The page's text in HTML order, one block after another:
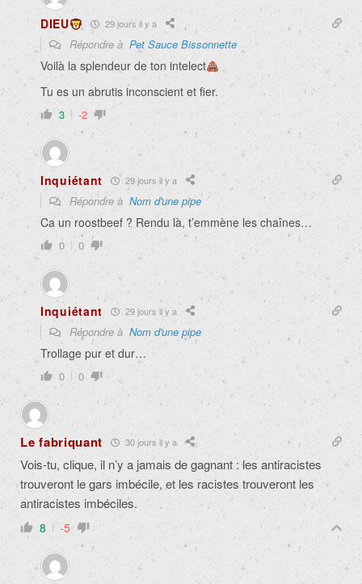
DIEU 29 jours il y a
Répondre à Pet Sauce Bissonnette
Voilà la splendeur de ton intelect
Tu es un abrutis inconscient et fier.
3 -2
Inquiétant 29 jours il y a
Répondre à Nom d'une pipe
Ca un roostbeef ? Rendu là, t’emmène les chaînes…
0 0
Inquiétant 29 jours il y a
Répondre à Nom d'une pipe
Trollage pur et dur…
0 0
Le fabriquant 30 jours il y a
Vois-tu, clique, il n’y a jamais de gagnant : les antiracistes
trouveront le gars imbécile, et les racistes trouveront les
antiracistes imbéciles.
8 -5